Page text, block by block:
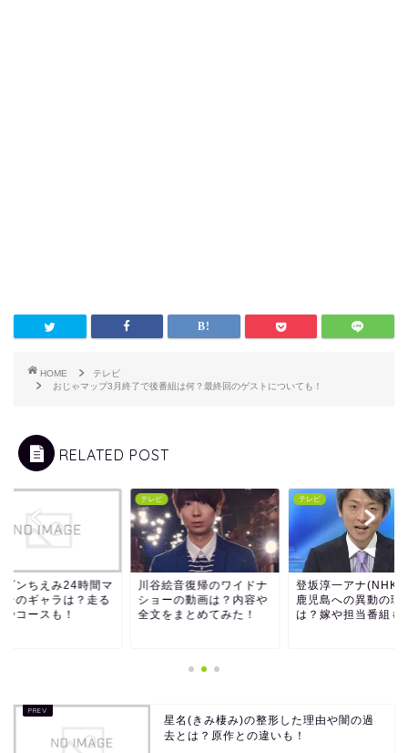
HOME
テレビ
おじゃマップ3月終了で後番組は何？最終回のゲストについても！
RELATED POST
ゾンちえみ24時間マ
ンのギャラは？走る
やコースも！
テレビ
川谷絵音復帰のワイドナ
ショーの動画は？内容や
全文をまとめてみた！
テレビ
登坂淳一アナ(NHK
鹿児島への異動の理
は？嫁や担当番組も
星名(きみ棲み)の整形した理由や闇の過
去とは？原作との違いも！